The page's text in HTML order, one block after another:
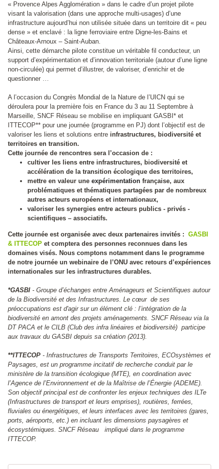
« Provence Alpes Agglomération » dans le cadre d’un projet pilote
visant la valorisation (dans une approche multi-usages) d’une
infrastructure aujourd’hui non utilisée située dans un territoire dit « peu
dense » et enclavé : la ligne ferroviaire entre Digne-les-Bains et
Châteaux-Arnoux – Saint-Auban.
Ainsi, cette démarche pilote constitue un véritable fil conducteur, un
support d’expérimentation et d’innovation territoriale (autour d’une ligne
non-circulée) qui permet d’illustrer, de valoriser, d’enrichir et de
questionner …
A l’occasion du Congrès Mondial de la Nature de l’UICN qui se
déroulera pour la première fois en France du 3 au 11 Septembre à
Marseille, SNCF Réseau se mobilise en impliquant GASBI* et
ITTECOP** pour une journée (programme en PJ) dont l’objectif est de
valoriser les liens et solutions entre infrastructures, biodiversité et
territoires en transition.
Cette journée de rencontres sera l’occasion de :
cultiver les liens entre infrastructures, biodiversité et
accélération de la transition écologique des territoires,
mettre en valeur une expérimentation française, aux
problématiques et thématiques partagées par de nombreux
autres acteurs européens et internationaux,
valoriser les synergies entre acteurs publics - privés -
scientifiques – associatifs.
Cette journée est organisée avec deux partenaires invités : GASBI
& ITTECOP et comptera des personnes reconnues dans les
domaines visés. Nous comptons notamment dans le programme
de notre journée un webinaire de l’ONU avec retours d’expériences
internationales sur les infrastructures durables.
*GASBI - Groupe d’échanges entre Aménageurs et Scientifiques autour
de la Biodiversité et des Infrastructures. Le cœur de ses
préoccupations est d'agir sur un élément clé : l’intégration de la
biodiversité en amont des projets aménagements. SNCF Réseau via la
DT PACA et le CILB (Club des infra linéaires et biodiversité) participe
aux travaux du GASBI depuis sa création (2013).
**ITTECOP - Infrastructures de Transports Territoires, ECOsystèmes et
Paysages, est un programme incitatif de recherche conduit par le
ministère de la transition écologique (MTE), en coordination avec
l’Agence de l’Environnement et de la Maîtrise de l’Énergie (ADEME).
Son objectif principal est de confronter les enjeux techniques des ILTe
(Infrastructures de transport et leurs emprises), routières, ferrées,
fluviales ou énergétiques, et leurs interfaces avec les territoires (gares,
ports, aéroports, etc.) en incluant les dimensions paysagères et
écosystémiques. SNCF Réseau impliqué dans le programme
ITTECOP.